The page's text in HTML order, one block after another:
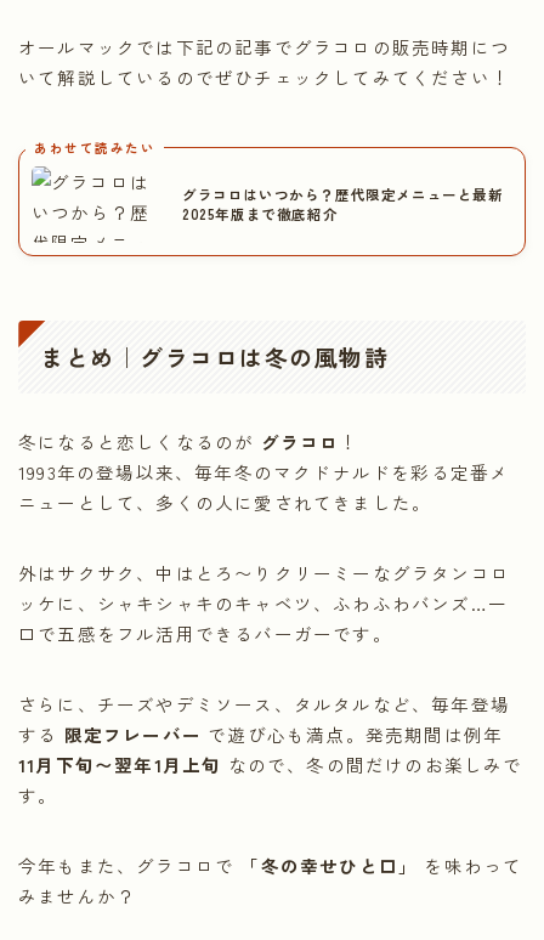
オールマックでは下記の記事でグラコロの販売時期につ
いて解説しているのでぜひチェックしてみてください！
あわせて読みたい
グラコロはいつから？歴代限定メニューと最新
2025年版まで徹底紹介
まとめ｜グラコロは冬の風物詩
冬になると恋しくなるのが グラコロ ！
1993年の登場以来、毎年冬のマクドナルドを彩る定番メ
ニューとして、多くの人に愛されてきました。
外はサクサク、中はとろ〜りクリーミーなグラタンコロ
ッケに、シャキシャキのキャベツ、ふわふわバンズ…一
口で五感をフル活用できるバーガーです。
さらに、チーズやデミソース、タルタルなど、毎年登場
する 限定フレーバー で遊び心も満点。発売期間は例年
11月下旬〜翌年1月上旬 なので、冬の間だけのお楽しみで
す。
今年もまた、グラコロで 「冬の幸せひと口」
を味わって
みませんか？